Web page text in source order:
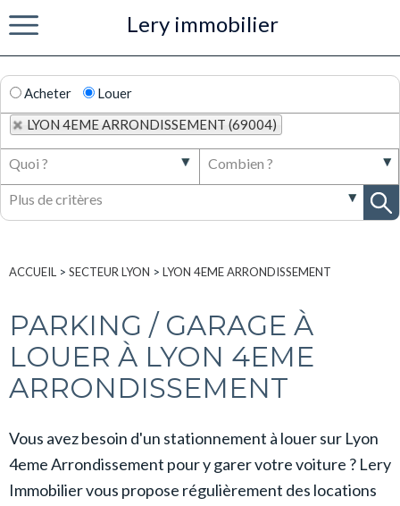
Lery immobilier
Acheter
Louer
LYON 4EME ARRONDISSEMENT (69004)
ACCUEIL > SECTEUR LYON > LYON 4EME ARRONDISSEMENT
PARKING / GARAGE À
LOUER À LYON 4EME
ARRONDISSEMENT
Vous avez besoin d'un stationnement à louer sur Lyon
4eme Arrondissement pour y garer votre voiture ? Lery
Immobilier vous propose régulièrement des locations